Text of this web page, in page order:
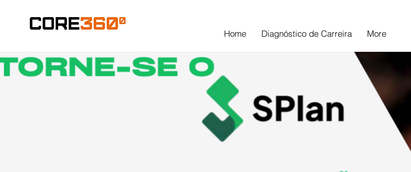
Home Diagnóstico de Carreira More